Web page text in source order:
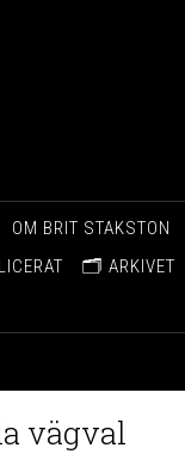
OM BRIT STAKSTON
🗂️ ARKIVET
vägval